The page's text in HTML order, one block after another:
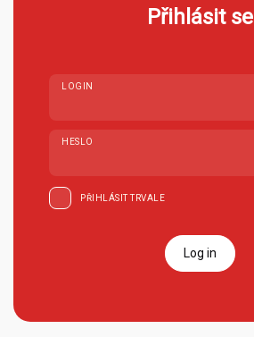
Přihlásit se
LOGIN
HESLO
PŘIHLÁSIT TRVALE